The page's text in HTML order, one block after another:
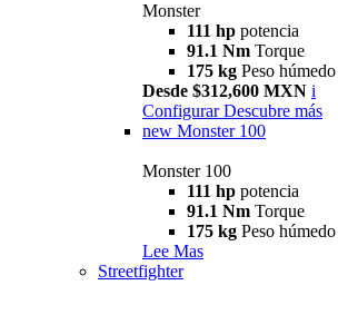
Monster
111 hp potencia
91.1 Nm Torque
175 kg Peso
Desde $312,600 MXN i
Configurar Descubre más
new Monster 100
Monster 100
111 hp potencia
91.1 Nm Torque
175 kg Peso
Lee Mas
Streetfighter